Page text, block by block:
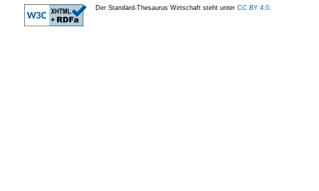
Der Standard-Thesaurus Wirtschaft steht unter CC BY 4.0